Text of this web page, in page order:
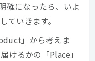
確になったら、いよ
ていきます。
」から考えま
けるかの「Place」